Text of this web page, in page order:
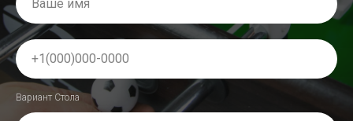
Вариант Стола